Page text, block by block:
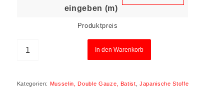
eingeben (m)
Produktpreis
In den Warenkorb
Kategorien: Musselin, Double Gauze, Batist Japanische Stoffe